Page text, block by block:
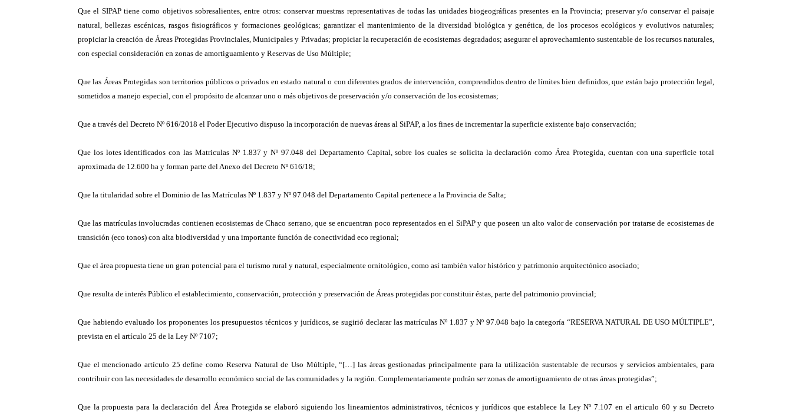
Que el SIPAP tiene como objetivos sobresalientes, entre otros: conservar muestras representativas de todas las unidades biogeográficas presentes en la Provincia; preservar y/o conservar el paisaje
natural, bellezas escénicas, rasgos fisiográficos y formaciones geológicas; garantizar el mantenimiento de la diversidad biológica y genética, de los procesos ecológicos y evolutivos naturales;
propiciar la creación de Áreas Protegidas Provinciales, Municipales y Privadas; propiciar la recuperación de ecosistemas degradados; asegurar el aprovechamiento sustentable de los recursos naturales,
con especial consideración en zonas de amortiguamiento y Reservas de Uso Múltiple;
Que las Áreas Protegidas son territorios públicos o privados en estado natural o con diferentes grados de intervención, comprendidos dentro de límites bien definidos, que están bajo protección legal,
sometidos a manejo especial, con el propósito de alcanzar uno o más objetivos de preservación y/o conservación de los ecosistemas;
Que a través del Decreto Nº 616/2018 el Poder Ejecutivo dispuso la incorporación de nuevas áreas al SiPAP, a los fines de incrementar la superficie existente bajo conservación;
Que los lotes identificados con las Matriculas Nº 1.837 y Nº 97.048 del Departamento Capital, sobre los cuales se solicita la declaración como Área Protegida, cuentan con una superficie total
aproximada de 12.600 ha y forman parte del Anexo del Decreto Nº 616/18;
Que la titularidad sobre el Dominio de las Matrículas Nº 1.837 y Nº 97.048 del Departamento Capital pertenece a la Provincia de Salta;
Que las matrículas involucradas contienen ecosistemas de Chaco serrano, que se encuentran poco representados en el SiPAP y que poseen un alto valor de conservación por tratarse de ecosistemas de
transición (eco tonos) con alta biodiversidad y una importante función de conectividad eco regional;
Que el área propuesta tiene un gran potencial para el turismo rural y natural, especialmente ornitológico, como así también valor histórico y patrimonio arquitectónico asociado;
Que resulta de interés Público el establecimiento, conservación, protección y preservación de Áreas protegidas por constituir éstas, parte del patrimonio provincial;
Que habiendo evaluado los proponentes los presupuestos técnicos y jurídicos, se sugirió declarar las matrículas Nº 1.837 y Nº 97.048 bajo la categoría “RESERVA NATURAL DE USO MÚLTIPLE”,
prevista en el artículo 25 de la Ley Nº 7107;
Que el mencionado artículo 25 define como Reserva Natural de Uso Múltiple, “[…] las áreas gestionadas principalmente para la utilización sustentable de recursos y servicios ambientales, para
contribuir con las necesidades de desarrollo económico social de las comunidades y la región. Complementariamente podrán ser zonas de amortiguamiento de otras áreas protegidas”;
Que la propuesta para la declaración del Área Protegida se elaboró siguiendo los lineamientos administrativos, técnicos y jurídicos que establece la Ley Nº 7.107 en el articulo 60 y su Decreto